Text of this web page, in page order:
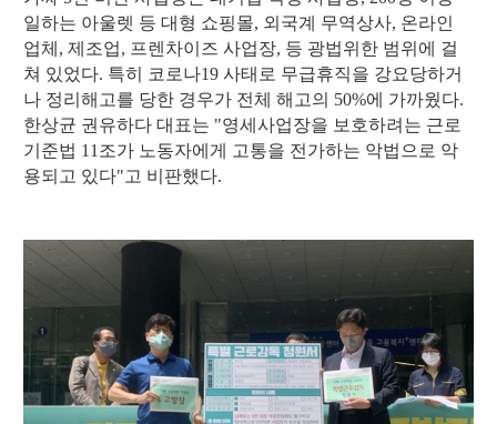
일하는 아울렛 등 대형 쇼핑몰, 외국계 무역상사, 온라인
업체, 제조업, 프렌차이즈 사업장, 등 광법위한 범위에 걸
쳐 있었다. 특히 코로나19 사태로 무급휴직을 강요당하거
나 정리해고를 당한 경우가 전체 해고의 50%에 가까웠다.
한상균 권유하다 대표는 "영세사업장을 보호하려는 근로
기준법 11조가 노동자에게 고통을 전가하는 악법으로 악
용되고 있다"고 비판했다.